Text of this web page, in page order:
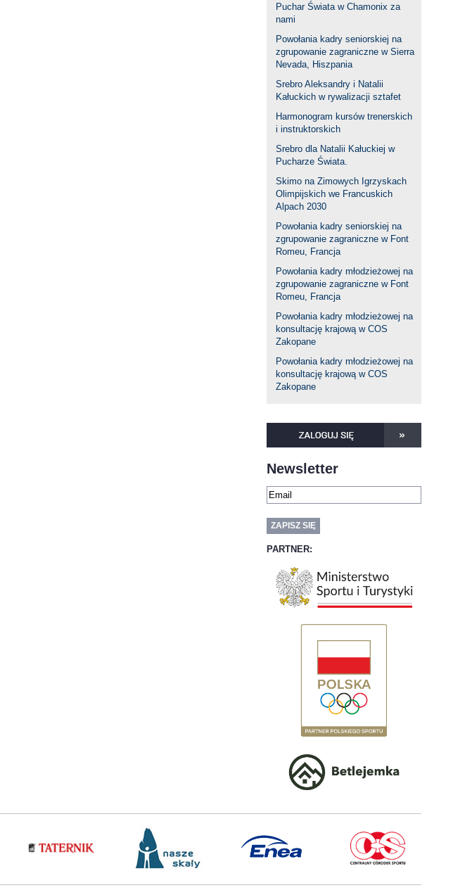
Puchar Świata w Chamonix za
nami
Powołania kadry seniorskiej na
zgrupowanie zagraniczne w Sierra
Nevada, Hiszpania
Srebro Aleksandry i Natalii
Kałuckich w rywalizacji sztafet
Harmonogram kursów trenerskich
i instruktorskich
Srebro dla Natalii Kałuckiej w
Pucharze Świata.
Skimo na Zimowych Igrzyskach
Olimpijskich we Francuskich
Alpach 2030
Powołania kadry seniorskiej na
zgrupowanie zagraniczne w Font
Romeu, Francja
Powołania kadry młodzieżowej na
zgrupowanie zagraniczne w Font
Romeu, Francja
Powołania kadry młodzieżowej na
konsultację krajową w COS
Zakopane
Powołania kadry młodzieżowej na
konsultację krajową w COS
Zakopane
Newsletter
PARTNER: